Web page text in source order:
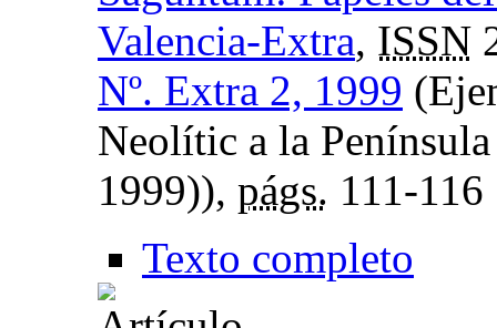
Valencia-Extra, ISSN
Nº. Extra 2, 1999
Neolític a la
1999)), págs. 111-116
Texto completo